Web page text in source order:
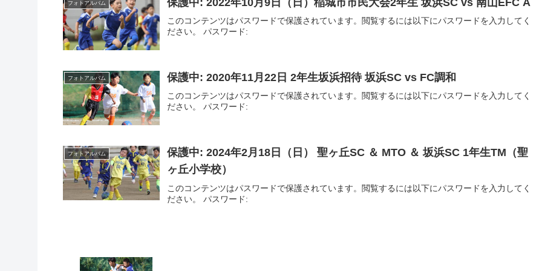
フォトアルバム 保護中: 2022年10月9日（日）稲城市市民大会2年生 坂浜SC vs 南山EFC A
このコンテンツはパスワードで保護されています。閲覧するには以下にパスワードを入力してく
ださい。 パスワード:
フォトアルバム 保護中: 2020年11月22日 2年生坂浜招待 坂浜SC vs FC調和
このコンテンツはパスワードで保護されています。閲覧するには以下にパスワードを入力してく
ださい。 パスワード:
フォトアルバム
保護中: 2024年2月18日（日） 聖ヶ丘SC ＆ MTO ＆ 坂浜SC 1年生TM（聖
ヶ丘小学校）
このコンテンツはパスワードで保護されています。閲覧するには以下にパスワードを入力してく
ださい。 パスワード: